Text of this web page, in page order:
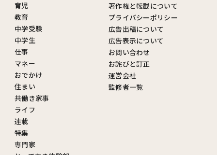
育児
教育
中学受験
中学生
仕事
マネー
おでかけ
住まい
共働き家事
ライフ
連載
特集
専門家
著作権と転載について
プライバシーポリシー
広告出稿について
広告表示について
お問い合わせ
お詫びと訂正
運営会社
監修者一覧